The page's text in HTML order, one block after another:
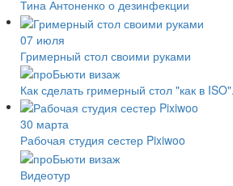
Тина Антоненко о дезинфекции
07 июля
Гримерный стол своими руками
Как сделать гримерный стол "как в
30 марта
Рабочая студия сестер Pixiwoo
Видеотур